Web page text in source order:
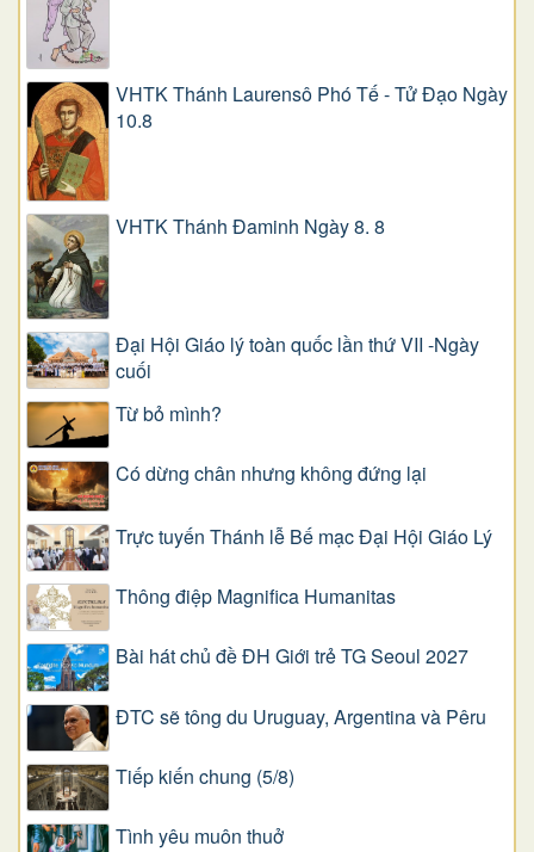
VHTK Thánh Laurensô Phó Tế - Tử Đạo Ngày
10.8
VHTK Thánh Đaminh Ngày 8. 8
Đại Hội Giáo lý toàn quốc lần thứ VII -Ngày
cuối
Từ bỏ mình?
Có dừng chân nhưng không đứng lại
Trực tuyến Thánh lễ Bế mạc Đại Hội Giáo Lý
Thông điệp Magnifica Humanitas
Bài hát chủ đề ĐH Giới trẻ TG Seoul 2027
ĐTC sẽ tông du Uruguay, Argentina và Pêru
Tiếp kiến chung (5/8)
Tình yêu muôn thuở